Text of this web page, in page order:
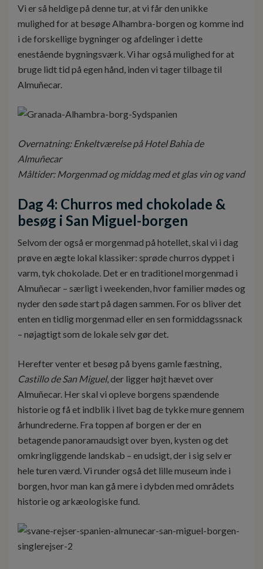
Vi er så heldige på denne tur, at vi får den unikke
mulighed for at besøge Alhambra-borgen og komme ind
i de forskellige bygninger og afdelinger i dette
enestående bygningsværk. Vi har også mulighed for at
bruge lidt tid på egen hånd, inden vi tager tilbage til
Almuñecar.
Overnatning: Enkeltværelse på Hotel Bahia de
Almuñecar
Måltider: Morgenmad og middag med et glas vin og vand
Dag 4: Churros med chokolade &
besøg i San Miguel-borgen
Selvom der også er morgenmad på hotellet, skal vi i dag
prøve en ægte lokal klassiker: sprøde churros dyppet i
varm, tyk chokolade. Det er en traditionel morgenmad i
Almuñecar – særligt i weekenden, hvor familier mødes og
nyder den søde start på dagen sammen. For os bliver det
enten en tidlig morgenmad eller en sen formiddagssnack
– nøjagtigt som de lokale selv gør det.
Herefter venter et besøg på byens gamle fæstning,
Castillo de San Miguel, der ligger højt hævet over
Almuñecar. Her skal vi opleve borgens spændende
historie og få et indblik i livet bag de tykke mure gennem
århundrederne. Fra toppen af borgen er der en
betagende panoramaudsigt over byen, kysten og det
omkringliggende landskab – en udsigt, der i sig selv er
hele turen værd. Vi runder også det lille museum inde i
borgen, hvor man kan gå mere i dybden med områdets
historie og arkæologiske fund.